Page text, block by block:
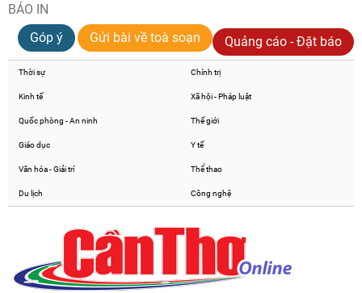
BÁO IN
Góp ý
Gửi bài về toà soạn Quảng cáo - Đặt báo
Thời sự Chính trị
Kinh tế Xã hội - Pháp luật
Quốc phòng - An ninh Thế giới
Giáo dục Y tế
Văn hóa - Giải trí Thể thao
Du lịch Công nghệ